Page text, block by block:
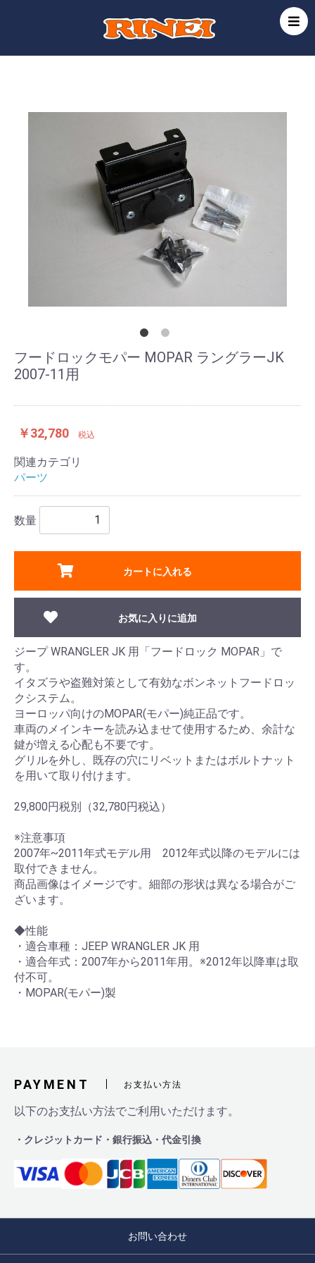
フードロックモパー MOPAR ラングラーJK
2007-11用
￥32,780 税込
関連カテゴリ
パーツ
数量
カートに入れる
お気に入りに追加
ジープ WRANGLER JK 用「フードロック MOPAR」で
す。
イタズラや盗難対策として有効なボンネットフードロッ
クシステム。
ヨーロッパ向けのMOPAR(モパー)純正品です。
車両のメインキーを読み込ませて使用するため、余計な
鍵が増える心配も不要です。
グリルを外し、既存の穴にリベットまたはボルトナット
を用いて取り付けます。
29,800円税別（32,780円税込）
※注意事項
2007年~2011年式モデル用 2012年式以降のモデルには
取付できません。
商品画像はイメージです。細部の形状は異なる場合がご
ざいます。
◆性能
・適合車種：JEEP WRANGLER JK 用
・適合年式：2007年から2011年用。※2012年以降車は取
付不可。
・MOPAR(モパー)製
PAYMENT お支払い方法
以下のお支払い方法でご利用いただけます。
・クレジットカード ・銀行振込 ・代金引換
お問い合わせ